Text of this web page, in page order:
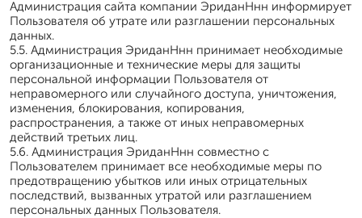
Администрация сайта компании ЭриданНнн информирует
Пользователя об утрате или разглашении персональных
данных.
5.5. Администрация ЭриданНнн принимает необходимые
организационные и технические меры для защиты
персональной информации Пользователя от
неправомерного или случайного доступа, уничтожения,
изменения, блокирования, копирования,
распространения, а также от иных неправомерных
действий третьих лиц.
5.6. Администрация ЭриданНнн совместно с
Пользователем принимает все необходимые меры по
предотвращению убытков или иных отрицательных
последствий, вызванных утратой или разглашением
персональных данных Пользователя.